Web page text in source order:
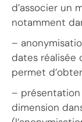
d’associer un
notamment
–
dates réalisée
permet
– présentation
dimension